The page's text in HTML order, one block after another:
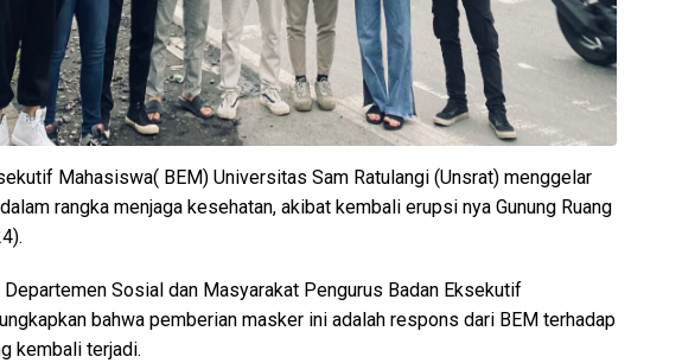
Mahasiswa( BEM) Universitas Sam Ratulangi (Unsrat) menggelar
rangka menjaga kesehatan, akibat kembali erupsi nya Gunung Ruang
Sosial dan Masyarakat Pengurus Badan Eksekutif
bahwa pemberian masker ini adalah respons dari BEM terhadap
kembali terjadi.